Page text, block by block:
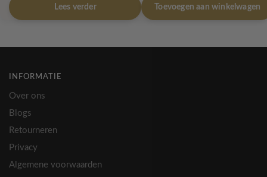
Lees verder Toevoegen aan winkelwagen
INFORMATIE
Over ons
Blogs
Retourneren
Privacy
Algemene voorwaarden